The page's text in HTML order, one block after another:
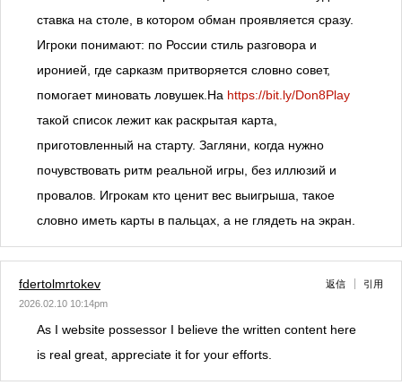
ставка на столе, в котором обман проявляется сразу.
Игроки понимают: по России стиль разговора и
иронией, где сарказм притворяется словно совет,
помогает миновать ловушек.На https://bit.ly/Don8Play
такой список лежит как раскрытая карта,
приготовленный на старту. Загляни, когда нужно
почувствовать ритм реальной игры, без иллюзий и
провалов. Игрокам кто ценит вес выигрыша, такое
словно иметь карты в пальцах, а не глядеть на экран.
fdertolmrtokev
2026.02.10 10:14pm
返信 引用
As I website possessor I believe the written content here
is real great, appreciate it for your efforts.